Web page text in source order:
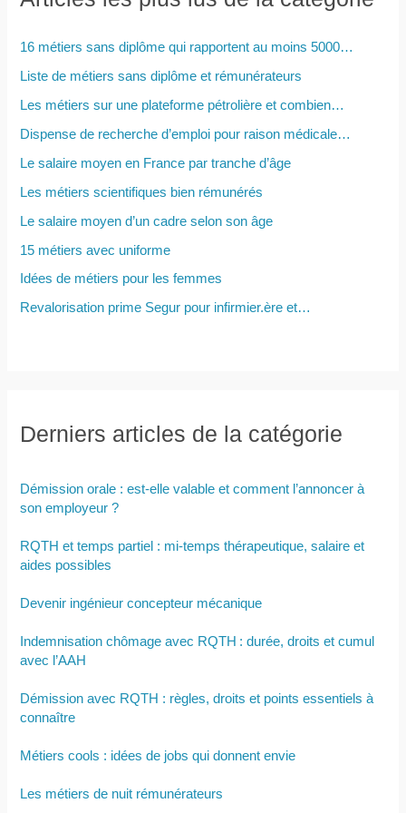
c
:
16 métiers sans diplôme qui rapportent au moins 5000…
Liste de métiers sans diplôme et rémunérateurs
Les métiers sur une plateforme pétrolière et combien…
Dispense de recherche d’emploi pour raison médicale…
Le salaire moyen en France par tranche d’âge
Les métiers scientifiques bien rémunérés
Le salaire moyen d’un cadre selon son âge
15 métiers avec uniforme
Idées de métiers pour les femmes
Revalorisation prime Segur pour infirmier.ère et…
Derniers articles de la catégorie
Démission orale : est-elle valable et comment l’annoncer à
son employeur ?
RQTH et temps partiel : mi-temps thérapeutique, salaire et
aides possibles
Devenir ingénieur concepteur mécanique
Indemnisation chômage avec RQTH : durée, droits et cumul
avec l’AAH
Démission avec RQTH : règles, droits et points essentiels à
connaître
Métiers cools : idées de jobs qui donnent envie
Les métiers de nuit rémunérateurs